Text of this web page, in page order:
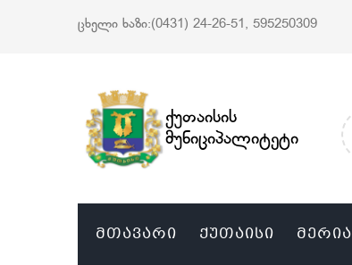
ცხელი ხაზი:(0431) 24-26-51, 595250309
ქუთაისის
მუნიციპალიტეტი
ᲛᲗᲐᲕᲐᲠᲘ ᲥᲣᲗᲐᲘᲡᲘ ᲛᲔᲠᲘᲐ